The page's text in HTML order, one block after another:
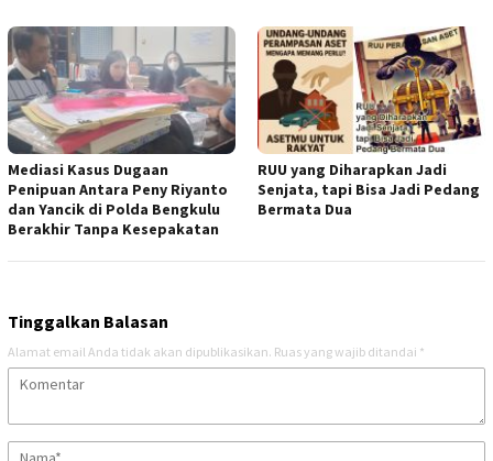
Mediasi Kasus Dugaan
Penipuan Antara Peny Riyanto
dan Yancik di Polda Bengkulu
Berakhir Tanpa Kesepakatan
RUU yang Diharapkan Jadi
Senjata, tapi Bisa Jadi Pedang
Bermata Dua
Tinggalkan Balasan
Alamat email Anda tidak akan dipublikasikan. Ruas yang wajib ditandai *